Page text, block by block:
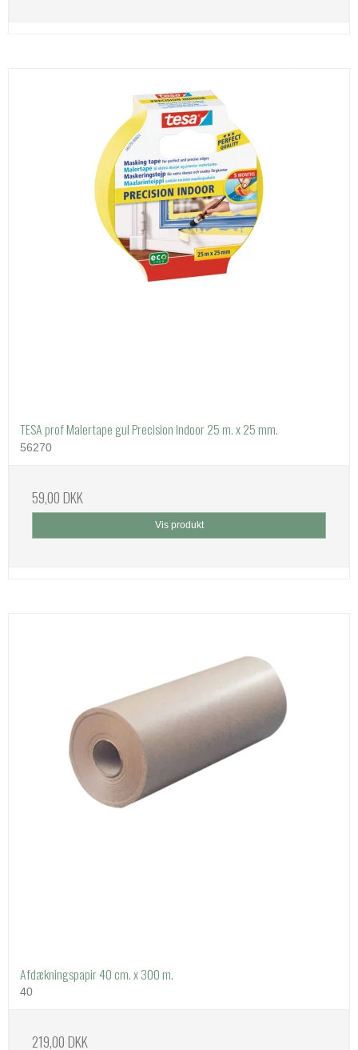
TESA prof Malertape gul Precision Indoor 25 m. x 25 mm.
56270
59,00 DKK
Vis produkt
Afdækningspapir 40 cm. x 300 m.
40
219,00 DKK